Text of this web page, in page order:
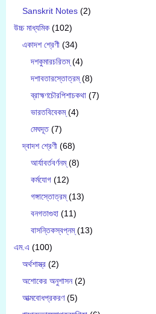
Sanskrit Notes (2)
উচ্চ মাধ্যমিক (102)
একাদশ শ্রেণী (34)
দশকুমারচরিতম্(4)
দশাবতারস্তোত্রম্(8)
ব্রাহ্মণচৌরপিশাচকথা (7)
ভারতবিবেকম্(4)
মেঘদূত(7)
দ্বাদশ শ্রেণী (68)
আর্যাবর্তবর্ণনম্(8)
কর্মযোগ (12)
গঙ্গাস্তোত্রম্(13)
বনগতাগুহা (11)
বাসন্তিকস্বপ্নম্(13)
এম.এ (100)
অর্থশাস্ত্র (2)
অশোকের অনুশাসন(2)
আত্মবোধপ্রকরণ(5)